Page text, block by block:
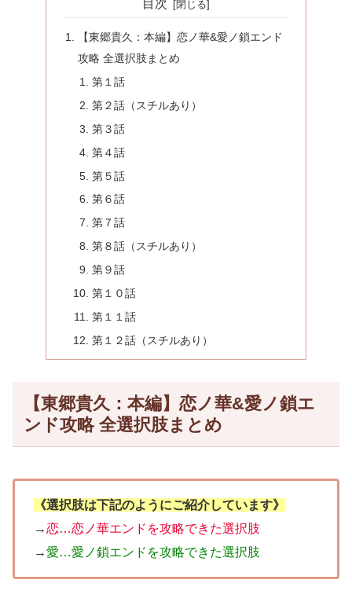
目次
【東郷貴久：本編】恋ノ華&愛ノ鎖エンド
攻略 全選択肢まとめ
第１話
第２話（スチルあり）
第３話
第４話
第５話
第６話
第７話
第８話（スチルあり）
第９話
第１０話
第１１話
第１２話（スチルあり）
【東郷貴久：本編】恋ノ華&愛ノ鎖エ
ンド攻略 全選択肢まとめ
《選択肢は下記のようにご紹介しています》
→恋…恋ノ華エンドを攻略できた選択肢
→愛…愛ノ鎖エンドを攻略できた選択肢